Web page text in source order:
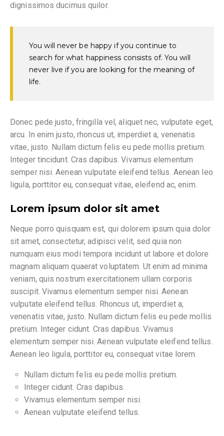
dignissimos ducimus quilor.
You will never be happy if you continue to
search for what happiness consists of. You will
never live if you are looking for the meaning of
life.
Donec pede justo, fringilla vel, aliquet nec, vulputate eget,
arcu. In enim justo, rhoncus ut, imperdiet a, venenatis
vitae, justo. Nullam dictum felis eu pede mollis pretium.
Integer tincidunt. Cras dapibus. Vivamus elementum
semper nisi. Aenean vulputate eleifend tellus. Aenean leo
ligula, porttitor eu, consequat vitae, eleifend ac, enim.
Lorem ipsum dolor sit amet
Neque porro quisquam est, qui dolorem ipsum quia dolor
sit amet, consectetur, adipisci velit, sed quia non
numquam eius modi tempora incidunt ut labore et dolore
magnam aliquam quaerat voluptatem. Ut enim ad minima
veniam, quis nostrum exercitationem ullam corporis
suscipit. Vivamus elementum semper nisi. Aenean
vulputate eleifend tellus. Rhoncus ut, imperdiet a,
venenatis vitae, justo. Nullam dictum felis eu pede mollis
pretium. Integer cidunt. Cras dapibus. Vivamus
elementum semper nisi. Aenean vulputate eleifend tellus.
Aenean leo ligula, porttitor eu, consequat vitae lorem.
Nullam dictum felis eu pede mollis pretium.
Integer cidunt. Cras dapibus.
Vivamus elementum semper nisi.
Aenean vulputate eleifend tellus.